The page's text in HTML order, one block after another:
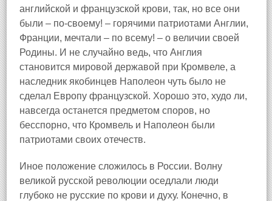
английской и французской крови, так, но все они
были – по‑своему! – горячими патриотами Англии,
Франции, мечтали – по всему! – о величии своей
Родины. И не случайно ведь, что Англия
становится мировой державой при Кромвеле, а
наследник якобинцев Наполеон чуть было не
сделал Европу французской. Хорошо это, худо ли,
навсегда останется предметом споров, но
бесспорно, что Кромвель и Наполеон были
патриотами своих отечеств.
Иное положение сложилось в России. Волну
великой русской революции оседлали люди
глубоко не русские по крови и духу. Конечно, в